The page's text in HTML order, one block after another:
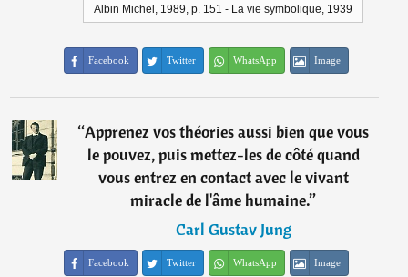
Albin Michel, 1989, p. 151 - La vie symbolique, 1939
Facebook Twitter WhatsApp Image
“Apprenez vos théories aussi bien que vous
le pouvez, puis mettez-les de côté quand
vous entrez en contact avec le vivant
miracle de l'âme humaine.”
―Carl Gustav Jung
Facebook Twitter WhatsApp Image